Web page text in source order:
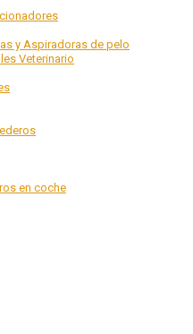
y Aspiradoras de pelo
Veterinario
en coche